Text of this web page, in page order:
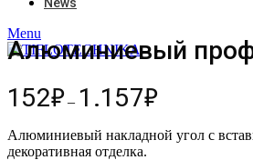
Menu
Алюминиевый
152₽ – 1.157₽
Алюминиевый накладной угол с
декоративная отделка.